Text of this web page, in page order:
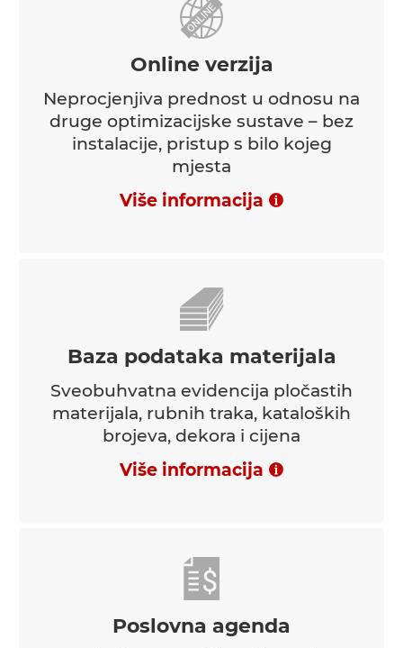
Online verzija
Neprocjenjiva prednost u odnosu na
druge optimizacijske sustave – bez
instalacije, pristup s bilo kojeg
mjesta
Više informacija
Baza podataka materijala
Sveobuhvatna evidencija pločastih
materijala, rubnih traka, kataloških
brojeva, dekora i cijena
Više informacija
Poslovna agenda